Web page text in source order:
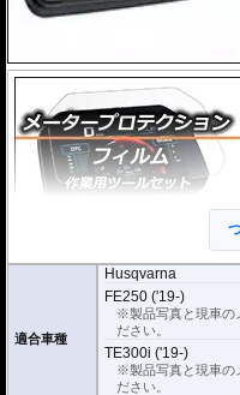
ーパークリアとアンチグレア)が入
利用いただけます。
適合車種
Husqvarna
FE250 ('19-)
※製品写真と現車の
ださい。
TE300i ('19-)
※製品写真と現車の
ださい。